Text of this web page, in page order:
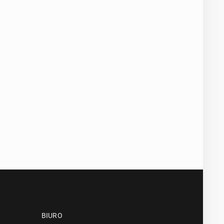
BIURO